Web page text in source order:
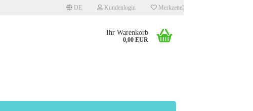
DE Kundenlogin Merkzettel
Ihr Warenkorb
0,00 EUR